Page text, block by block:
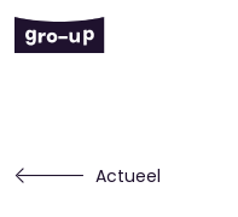
Actueel